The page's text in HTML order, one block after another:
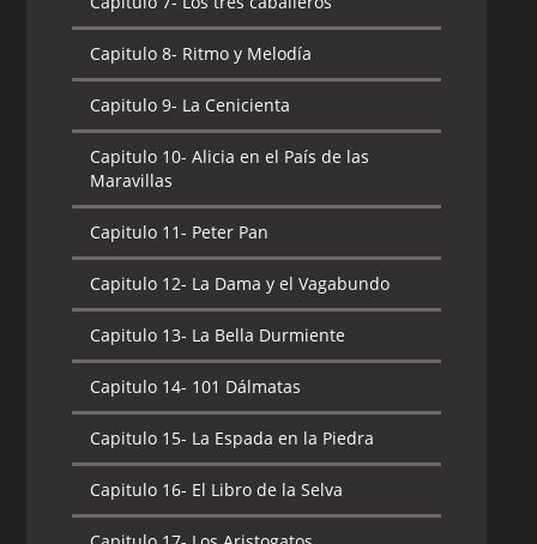
Capitulo 8- Ritmo y Melodía
Capitulo 9- La Cenicienta
Capitulo 10- Alicia en el País de las
Maravillas
Capitulo 11- Peter Pan
Capitulo 12- La Dama y el Vagabundo
Capitulo 13- La Bella Durmiente
Capitulo 14- 101 Dálmatas
Capitulo 15- La Espada en la Piedra
Capitulo 16- El Libro de la Selva